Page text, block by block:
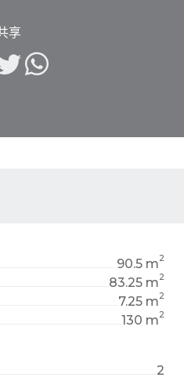
90.5 m2
83.25 m2
7.25 m2
130 m2
2
享